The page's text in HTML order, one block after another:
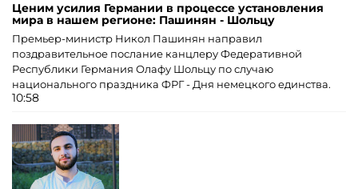
Ценим усилия Германии в процессе установления
мира в нашем регионе: Пашинян - Шольцу
Премьер-министр Никол Пашинян направил
поздравительное послание канцлеру Федеративной
Республики Германия Олафу Шольцу по случаю
национального праздника ФРГ - Дня немецкого единства.
10:58